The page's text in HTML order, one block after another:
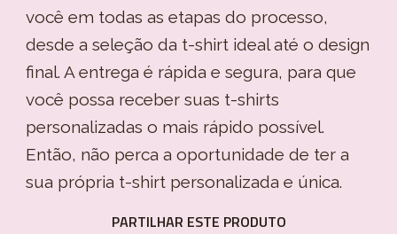
você em todas as etapas do processo,
desde a seleção da t-shirt ideal até o design
final. A entrega é rápida e segura, para que
você possa receber suas t-shirts
personalizadas o mais rápido possível.
Então, não perca a oportunidade de ter a
sua própria t-shirt personalizada e única.
PARTILHAR ESTE PRODUTO